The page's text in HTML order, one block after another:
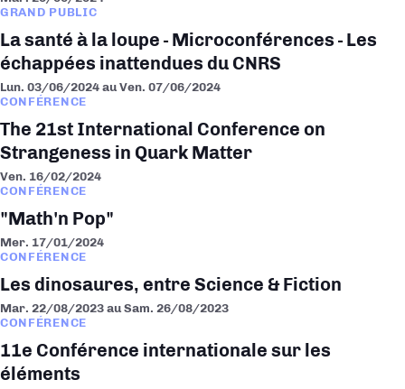
GRAND PUBLIC
La santé à la loupe - Microconférences - Les
échappées inattendues du CNRS
Lun. 03/06/2024auVen. 07/06/2024
CONFÉRENCE
The 21st International Conference on
Strangeness in Quark Matter
Ven. 16/02/2024
CONFÉRENCE
"Math'n Pop"
Mer. 17/01/2024
CONFÉRENCE
Les dinosaures, entre Science & Fiction
Mar. 22/08/2023auSam. 26/08/2023
CONFÉRENCE
11e Conférence internationale sur les
éléments